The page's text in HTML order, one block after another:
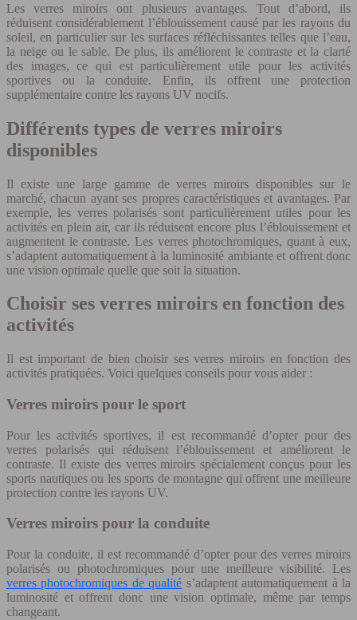
Les verres miroirs ont plusieurs avantages. Tout d’abord, ils
réduisent considérablement l’éblouissement causé par les rayons du
soleil, en particulier sur les surfaces réfléchissantes telles que l’eau,
la neige ou le sable. De plus, ils améliorent le contraste et la clarté
des images, ce qui est particulièrement utile pour les activités
sportives ou la conduite. Enfin, ils offrent une protection
supplémentaire contre les rayons UV nocifs.
Différents types de verres miroirs
disponibles
Il existe une large gamme de verres miroirs disponibles sur le
marché, chacun ayant ses propres caractéristiques et avantages. Par
exemple, les verres polarisés sont particulièrement utiles pour les
activités en plein air, car ils réduisent encore plus l’éblouissement et
augmentent le contraste. Les verres photochromiques, quant à eux,
s’adaptent automatiquement à la luminosité ambiante et offrent donc
une vision optimale quelle que soit la situation.
Choisir ses verres miroirs en fonction des
activités
Il est important de bien choisir ses verres miroirs en fonction des
activités pratiquées. Voici quelques conseils pour vous aider :
Verres miroirs pour le sport
Pour les activités sportives, il est recommandé d’opter pour des
verres polarisés qui réduisent l’éblouissement et améliorent le
contraste. Il existe des verres miroirs spécialement conçus pour les
sports nautiques ou les sports de montagne qui offrent une meilleure
protection contre les rayons UV.
Verres miroirs pour la conduite
Pour la conduite, il est recommandé d’opter pour des verres miroirs
polarisés ou photochromiques pour une meilleure visibilité. Les
verres photochromiques de qualité s’adaptent automatiquement à la
luminosité et offrent donc une vision optimale, même par temps
changeant.